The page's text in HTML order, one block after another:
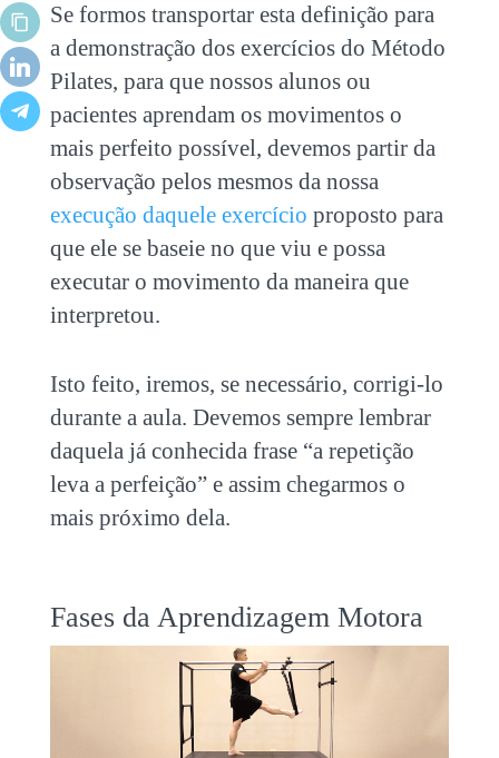
Se formos transportar esta definição para
a demonstração dos exercícios do Método
Pilates, para que nossos alunos ou
pacientes aprendam os movimentos o
mais perfeito possível, devemos partir da
observação pelos mesmos da nossa
execução daquele exercício proposto para
que ele se baseie no que viu e possa
executar o movimento da maneira que
interpretou.
Isto feito, iremos, se necessário, corrigi-lo
durante a aula. Devemos sempre lembrar
daquela já conhecida frase “a repetição
leva a perfeição” e assim chegarmos o
mais próximo dela.
Fases da Aprendizagem Motora